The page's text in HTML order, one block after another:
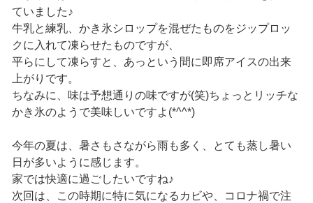
ていました♪
牛乳と練乳、かき氷シロップを混ぜたものをジップロッ
クに入れて凍らせたものですが、
平らにして凍らすと、あっという間に即席アイスの出来
上がりです。
ちなみに、味は予想通りの味ですが(笑)ちょっとリッチな
かき氷のようで美味しいですよ(*^^*)
今年の夏は、暑さもさながら雨も多く、とても蒸し暑い
日が多いように感じます。
家では快適に過ごしたいですね♪
次回は、この時期に特に気になるカビや、コロナ禍で注